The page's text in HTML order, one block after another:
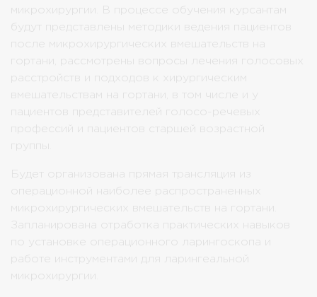
микрохирургии. В процессе обучения курсантам
будут представлены методики ведения пациентов
после микрохирургических вмешательств на
гортани, рассмотрены вопросы лечения голосовых
расстройств и подходов к хирургическим
вмешательствам на гортани, в том числе и у
пациентов представителей голосо-речевых
профессий и пациентов старшей возрастной
Будет организована прямая трансляция из
операционной наиболее распространенных
микрохирургических вмешательств на гортани.
Запланирована отработка практических навыков
по установке операционного ларингоскопа и
работе инструментами для ларингеальной